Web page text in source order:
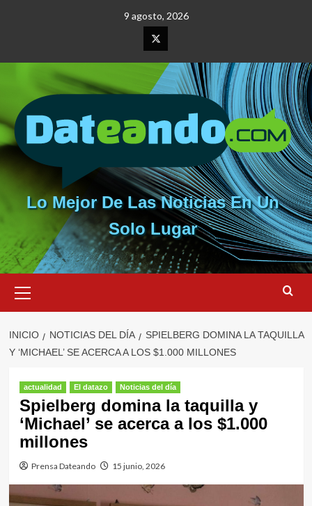
9 agosto, 2026
Elemento
del
menú
Lo Mejor De Las Noticias En Un
Solo Lugar
primario
INICIO NOTICIAS DEL DÍA
SPIELBERG DOMINA LA TAQUILLA
Y ‘MICHAEL’ SE ACERCA A LOS $1.000 MILLONES
actualidad El datazo Noticias del día
Spielberg domina la taquilla y
‘Michael’ se acerca a los $1.000
millones
Prensa Dateando 15 junio, 2026